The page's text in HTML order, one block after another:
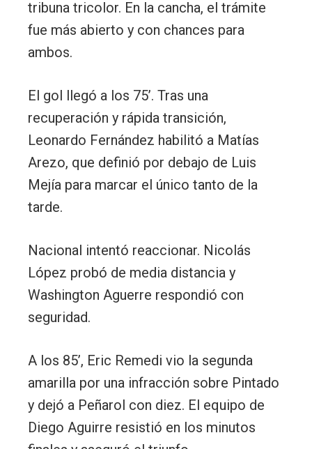
tribuna tricolor. En la cancha, el trámite
fue más abierto y con chances para
ambos.
El gol llegó a los 75’. Tras una
recuperación y rápida transición,
Leonardo Fernández habilitó a Matías
Arezo, que definió por debajo de Luis
Mejía para marcar el único tanto de la
tarde.
Nacional intentó reaccionar. Nicolás
López probó de media distancia y
Washington Aguerre respondió con
seguridad.
A los 85’, Eric Remedi vio la segunda
amarilla por una infracción sobre Pintado
y dejó a Peñarol con diez. El equipo de
Diego Aguirre resistió en los minutos